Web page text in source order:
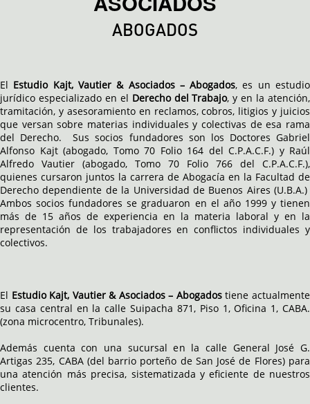
ABOGADOS
El Estudio Kajt, Vautier & Asociados – Abogados, es un estudio
jurídico especializado en el Derecho del Trabajo, y en la atención,
tramitación, y asesoramiento en reclamos, cobros, litigios y juicios
que versan sobre materias individuales y colectivas de esa rama
del Derecho. Sus socios fundadores son los Doctores Gabriel
Alfonso Kajt (abogado, Tomo 70 Folio 164 del C.P.A.C.F.) y Raúl
Alfredo Vautier (abogado, Tomo 70 Folio 766 del C.P.A.C.F.),
quienes cursaron juntos la carrera de Abogacía en la Facultad de
Derecho dependiente de la Universidad de Buenos Aires (U.B.A.)
Ambos socios fundadores se graduaron en el año 1999 y tienen
más de 15 años de experiencia en la materia laboral y en la
representación de los trabajadores en conflictos individuales y
colectivos.
El Estudio Kajt, Vautier & Asociados – Abogadostiene actualmente
su casa central en la calle Suipacha 871, Piso 1, Oficina 1, CABA.
(zona microcentro, Tribunales).
Además cuenta con una sucursal en la calle General José G.
Artigas 235, CABA (del barrio porteño de San José de Flores) para
una atención más precisa, sistematizada y eficiente de nuestros
clientes.